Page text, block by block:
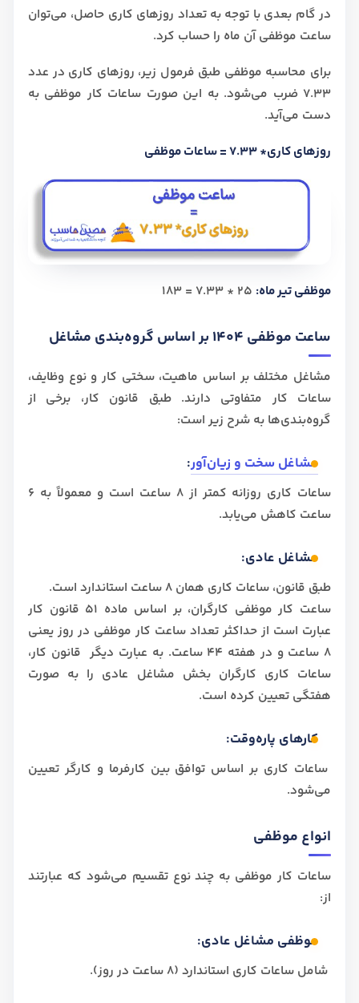
در گام بعدی با توجه به تعداد روزهای کاری حاصل، می‌توان
ساعت موظفی آن ماه را حساب کرد.
برای محاسبه موظفی طبق فرمول زیر، روزهای کاری در عدد
7.33 ضرب می‌شود. به این صورت ساعات کار موظفی به
دست می‌آید.
روزهای کاری* 7.33 = ساعات موظفی
موظفی تیر ماه:
ساعت موظفی 1404 بر اساس گروه‌بندی مشاغل
مشاغل مختلف بر اساس ماهیت، سختی کار و نوع وظایف،
ساعات کار متفاوتی دارند. طبق قانون کار، برخی از
گروه‌بندی‌ها به شرح زیر است:
مشاغل سخت و زیان‌آور:
ساعات کاری روزانه کمتر از 8 ساعت است و معمولاً به 6
ساعت کاهش می‌یابد.
مشاغل عادی:
طبق قانون، ساعات کاری همان 8 ساعت استاندارد است.
ساعت کار موظفی کارگران، بر اساس ماده 51 قانون کار
عبارت است از حداکثر تعداد ساعت کار موظفی در روز یعنی
8 ساعت و در هفته 44 ساعت. به عبارت دیگر قانون کار،
ساعات کاری کارگران بخش مشاغل عادی را به صورت
هفتگی تعیین کرده است.
کارهای پاره‌وقت:
ساعات کاری بر اساس توافق بین کارفرما و کارگر تعیین
می‌شود.
انواع موظفی
ساعات کار موظفی به چند نوع تقسیم می‌شود که عبارتند
از:
موظفی مشاغل عادی:
شامل ساعات کاری استاندارد (8 ساعت در روز).